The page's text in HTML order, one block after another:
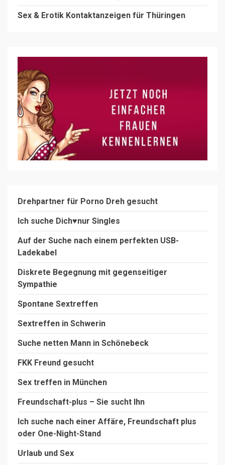
Sex & Erotik Kontaktanzeigen für Thüringen
Drehpartner für Porno Dreh gesucht
Ich suche Dich♥️nur Singles
Auf der Suche nach einem perfekten USB-
Ladekabel
Diskrete Begegnung mit gegenseitiger
Sympathie
Spontane Sextreffen
Sextreffen in Schwerin
Suche netten Mann in Schönebeck
FKK Freund gesucht
Sex treffen in München
Freundschaft-plus – Sie sucht Ihn
Ich suche nach einer Affäre, Freundschaft plus
oder One-Night-Stand
Urlaub und Sex